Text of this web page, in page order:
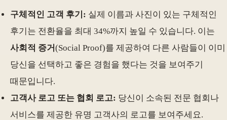
구체적인 고객 후기: 실제 이름과 사진이 있는 구체적인
후기는 전환율을 최대 34%까지 높일 수 있습니다. 이는
사회적 증거 (Social Proof)를 제공하여 다른 사람들이 이미
당신을 선택하고 좋은 경험을 했다는 것을 보여주기
때문입니다.
고객사 로고 또는 협회 로고: 당신이 소속된 전문 협회나
서비스를 제공한 유명 고객사의 로고를 보여주세요.